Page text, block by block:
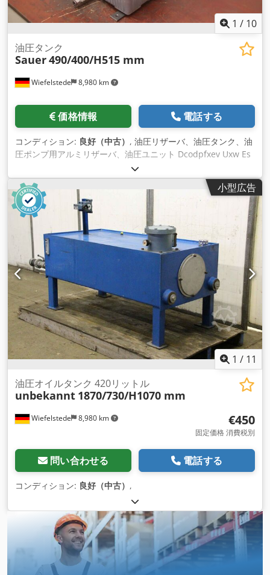
1 / 10
Wiefelstede 8,980 km
油圧タンク
Sauer490/400/H515 mm
価格情報 電話する
コンディション: 良好（中古） , 油圧リザーバ、油圧タンク、油
圧ポンプ用アルミリザーバ、油圧ユニット Dcodpfxev Uxw Es
Aamjk -油圧タンク：油圧ユニット用油圧タンク -油圧タンク：
レベルおよび温度インジケーター付き -モーターマウント: Ø
120 mm / ボルトサークル Ø 145 mm M6 -個々のコンポーネン
ト: 写真を参照 -寸法:490/400/H515mm -重量：25kg。
小型広告
1 / 11
Wiefelstede 8,980 km
油圧オイルタンク 420リットル
unbekannt 1870/730/H1070 mm
€450
固定価格 消費税別
問い合わせる 電話する
コンディション: 良好（中古） ,